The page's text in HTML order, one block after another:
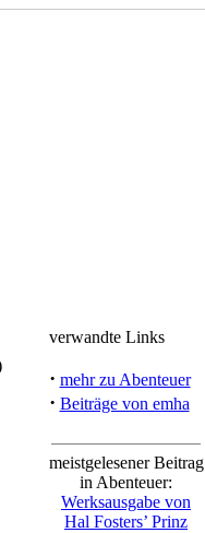
verwandte Links
· mehr zu Abenteuer
· Beiträge von emha
meistgelesener Beitrag
in Abenteuer:
Werksausgabe von
Hal Fosters’ Prinz